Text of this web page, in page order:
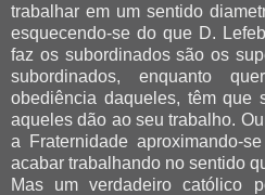
trabalhar em um sentido
esquecendo-se do que D.
faz os subordinados são os
subordinados, enquanto
obediência daqueles, têm que
aqueles dão ao seu trabalho.
a Fraternidade aproximando-
acabar trabalhando no sentido
Mas um verdadeiro católico